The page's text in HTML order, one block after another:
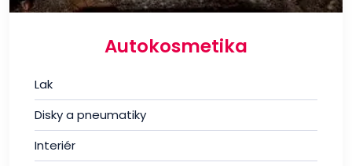
Autokosmetika
Lak
Disky a pneumatiky
Interiér